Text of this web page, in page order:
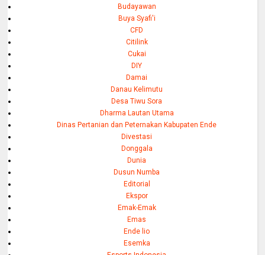
Budayawan
Buya Syafi'i
CFD
Citilink
Cukai
DIY
Damai
Danau Kelimutu
Desa Tiwu Sora
Dharma Lautan Utama
Dinas Pertanian dan Peternakan Kabupaten Ende
Divestasi
Donggala
Dunia
Dusun Numba
Editorial
Ekspor
Emak-Emak
Emas
Ende lio
Esemka